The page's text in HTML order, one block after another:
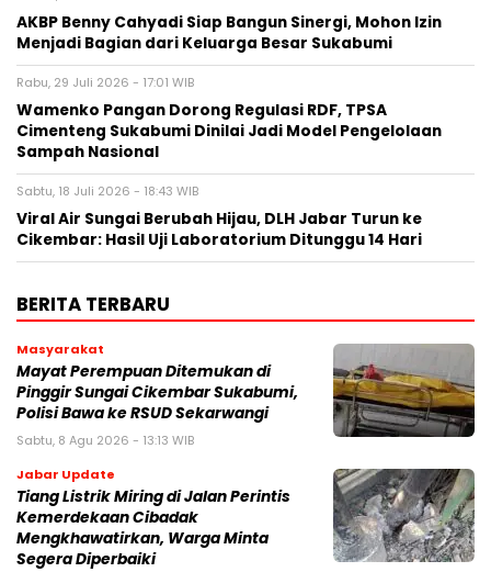
‎AKBP Benny Cahyadi Siap Bangun Sinergi, Mohon Izin
Menjadi Bagian dari Keluarga Besar Sukabumi‎
Rabu, 29 Juli 2026 - 17:01 WIB
‎Wamenko Pangan Dorong Regulasi RDF, TPSA
Cimenteng Sukabumi Dinilai Jadi Model Pengelolaan
Sampah Nasional‎
Sabtu, 18 Juli 2026 - 18:43 WIB
‎Viral Air Sungai Berubah Hijau, DLH Jabar Turun ke
Cikembar: Hasil Uji Laboratorium Ditunggu 14 Hari
BERITA TERBARU
Masyarakat
‎Mayat Perempuan Ditemukan di
Pinggir Sungai Cikembar Sukabumi,
Polisi Bawa ke RSUD Sekarwangi‎
Sabtu, 8 Agu 2026 - 13:13 WIB
Jabar Update
Tiang Listrik Miring di Jalan Perintis
Kemerdekaan Cibadak
Mengkhawatirkan, Warga Minta
Segera Diperbaiki